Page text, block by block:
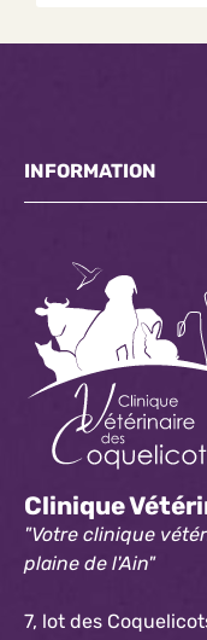
INFORMATION
Clinique
"Votre clinique
plaine de l'Ain"
7, lot des